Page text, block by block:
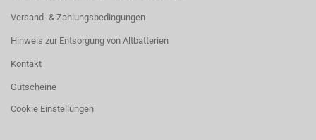
Versand- & Zahlungsbedingungen
Hinweis zur Entsorgung von Altbatterien
Kontakt
Gutscheine
Cookie Einstellungen